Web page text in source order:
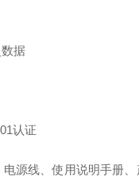
据
认证
源线、使用说明手册